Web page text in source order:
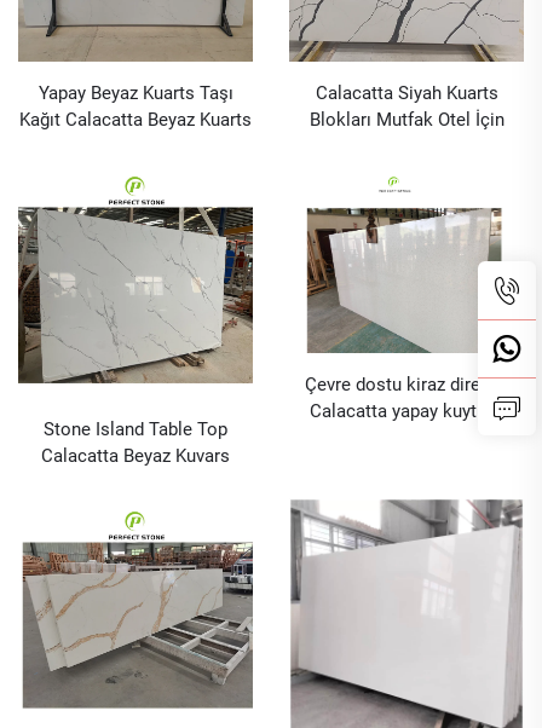
Yapay Beyaz Kuarts Taşı
Kağıt Calacatta Beyaz Kuarts
Calacatta Siyah Kuarts
Blokları Mutfak Otel İçin
Stone Island Table Top
Calacatta Beyaz Kuvars
Fiyat
Çevre dostu kiraz dirençli
Calacatta yapay kuytuza
slab